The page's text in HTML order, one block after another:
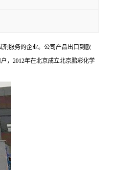
服务的企业。公司产品出口到欧
，2012年在北京成立北京鹏彩化学